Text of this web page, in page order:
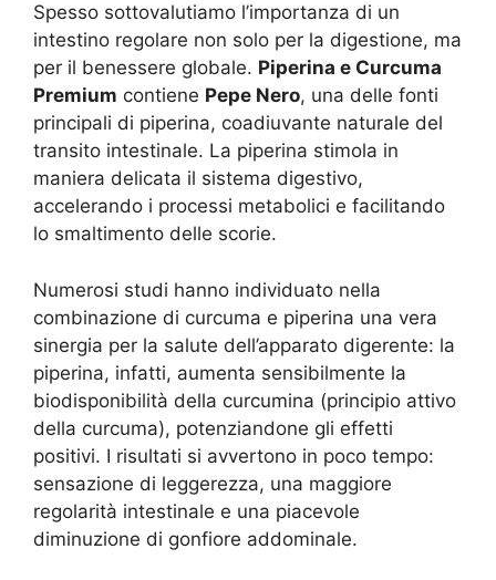
Spesso sottovalutiamo l’importanza di un
intestino regolare non solo per la digestione, ma
per il benessere globale. Piperina e Curcuma
Premium contiene Pepe Nero, una delle fonti
principali di piperina, coadiuvante naturale del
transito intestinale. La piperina stimola in
maniera delicata il sistema digestivo,
accelerando i processi metabolici e facilitando
lo smaltimento delle scorie.
Numerosi studi hanno individuato nella
combinazione di curcuma e piperina una vera
sinergia per la salute dell’apparato digerente: la
piperina, infatti, aumenta sensibilmente la
biodisponibilità della curcumina (principio attivo
della curcuma), potenziandone gli effetti
positivi. I risultati si avvertono in poco tempo:
sensazione di leggerezza, una maggiore
regolarità intestinale e una piacevole
diminuzione di gonfiore addominale.